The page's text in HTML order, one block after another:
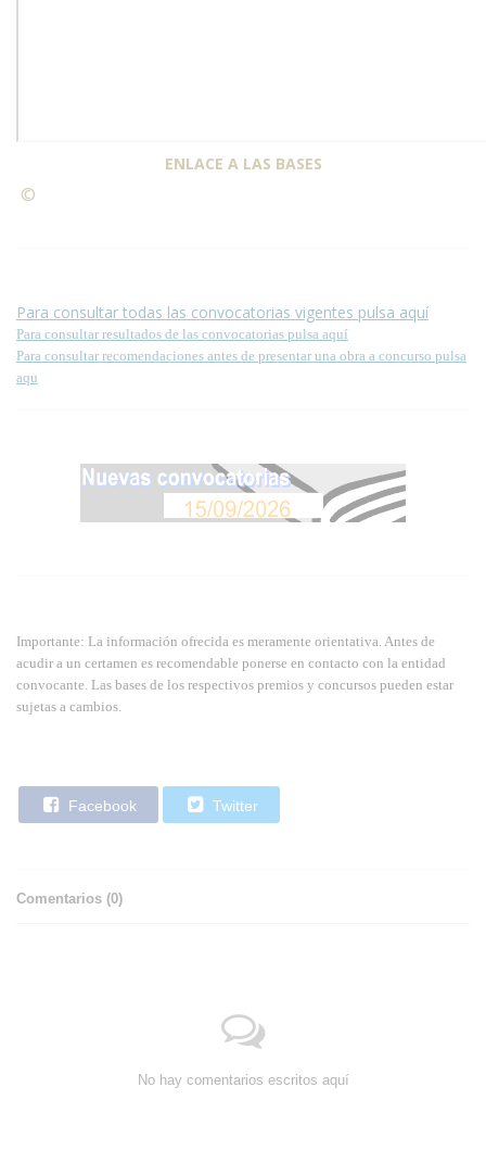
ENLACE A LAS BASES
©
Para consultar todas las convocatorias vigentes pulsa aquí
Para consultar resultados de las convocatorias pulsa aquí
Para consultar recomendaciones antes de presentar una obra a concurso pulsa
aqu
Importante: La información ofrecida es meramente orientativa. Antes de
acudir a un certamen es recomendable ponerse en contacto con la entidad
convocante. Las bases de los respectivos premios y concursos pueden estar
sujetas a cambios.
Facebook Twitter
Comentarios (0)
No hay comentarios escritos aquí